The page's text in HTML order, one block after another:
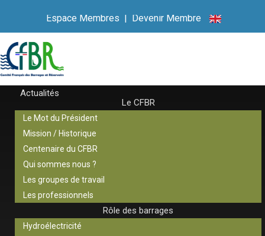
Espace Membres | Devenir Membre
Actualités
Le CFBR
Le Mot du Président
Mission / Historique
Centenaire du CFBR
Qui sommes nous ?
Les groupes de travail
Les professionnels
Rôle des barrages
Hydroélectricité